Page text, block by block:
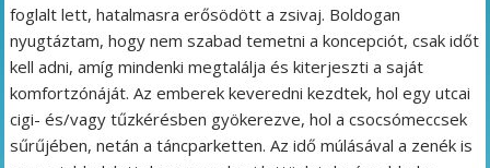
foglalt lett, hatalmasra erősödött a zsivaj. Boldogan
nyugtáztam, hogy nem szabad temetni a koncepciót, csak időt
kell adni, amíg mindenki megtalálja és kiterjeszti a saját
komfortzónáját. Az emberek keveredni kezdtek, hol egy utcai
cigi- és/vagy tűzkérésben gyökerezve, hol a csocsómeccsek
sűrűjében, netán a táncparketten. Az idő múlásával a zenék is